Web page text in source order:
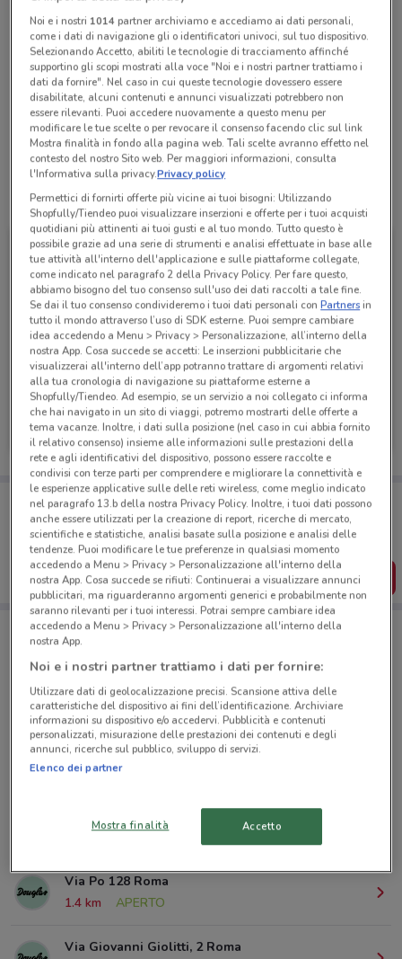
Chiama il negozio
Aperto
Lunedì 09:30 / 20:00
Martedì 09:30 / 20:00
Mercoledì 09:30 / 20:00
Giovedì 09:30 / 20:00
Venerdì 09:30 / 20:00
Sabato 09:30 / 20:00
Domenica 10:00 / 13:00 - 15:30 / 19:30
06 7092189
Tutte le promozioni di questo negozio
Douglas
Scade il 22/09
Porta DoveConviene sempre con te!
Puoi trovare le migliori offerte dei negozi vicino a te,
salvarle e creare la tua lista del risparmio, comodamente
dal tuo cellulare.
SCARICA L’APP
Negozi Douglas a Roma
Via Po 128 Roma
1.4 km
APERTO
Via Giovanni Giolitti, 2 Roma
Noi e i nostri 1014partner archiviamo e accediamo ai dati personali,
come i dati di navigazione gli o identificatori univoci, sul tuo dispositivo.
Selezionando Accetto, abiliti le tecnologie di tracciamento affinché
supportino gli scopi mostrati alla voce "Noi e i nostri partner trattiamo i
dati da fornire". Nel caso in cui queste tecnologie dovessero essere
disabilitate, alcuni contenuti e annunci visualizzati potrebbero non
essere rilevanti. Puoi accedere nuovamente a questo menu per
modificare le tue scelte o per revocare il consenso facendo clic sul link
Mostra finalità in fondo alla pagina web. Tali scelte avranno effetto nel
contesto del nostro Sito web. Per maggiori informazioni, consulta
l'Informativa sulla privacy.Privacy policy
Permettici di fornirti offerte più vicine ai tuoi bisogni: Utilizzando
Shopfully/Tiendeo puoi visualizzare inserzioni e offerte per i tuoi acquisti
quotidiani più attinenti ai tuoi gusti e al tuo mondo. Tutto questo è
possibile grazie ad una serie di strumenti e analisi effettuate in base alle
tue attività all'interno dell'applicazione e sulle piattaforme collegate,
come indicato nel paragrafo 2 della Privacy Policy. Per fare questo,
abbiamo bisogno del tuo consenso sull'uso dei dati raccolti a tale fine.
Se dai il tuo consenso condivideremo i tuoi dati personali conPartnersin
tutto il mondo attraverso l’uso di SDK esterne. Puoi sempre cambiare
idea accedendo a Menu > Privacy > Personalizzazione, all’interno della
nostra App. Cosa succede se accetti: Le inserzioni pubblicitarie che
visualizzerai all'interno dell’app potranno trattare di argomenti relativi
alla tua cronologia di navigazione su piattaforme esterne a
Shopfully/Tiendeo. Ad esempio, se un servizio a noi collegato ci informa
che hai navigato in un sito di viaggi, potremo mostrarti delle offerte a
tema vacanze. Inoltre, i dati sulla posizione (nel caso in cui abbia fornito
il relativo consenso) insieme alle informazioni sulle prestazioni della
rete e agli identificativi del dispositivo, possono essere raccolte e
condivisi con terze parti per comprendere e migliorare la connettività e
le esperienze applicative sulle delle reti wireless, come meglio indicato
nel paragrafo 13.b della nostra Privacy Policy. Inoltre, i tuoi dati possono
anche essere utilizzati per la creazione di report, ricerche di mercato,
scientifiche e statistiche, analisi basate sulla posizione e analisi delle
tendenze. Puoi modificare le tue preferenze in qualsiasi momento
accedendo a Menu > Privacy > Personalizzazione all'interno della
nostra App. Cosa succede se rifiuti: Continuerai a visualizzare annunci
pubblicitari, ma riguarderanno argomenti generici e probabilmente non
saranno rilevanti per i tuoi interessi. Potrai sempre cambiare idea
accedendo a Menu > Privacy > Personalizzazione all'interno della
nostra App.
Noi e i nostri partner trattiamo i dati per fornire:
Utilizzare dati di geolocalizzazione precisi. Scansione attiva delle
caratteristiche del dispositivo ai fini dell’identificazione. Archiviare
informazioni su dispositivo e/o accedervi. Pubblicità e contenuti
personalizzati, misurazione delle prestazioni dei contenuti e degli
annunci, ricerche sul pubblico, sviluppo di servizi.
Elenco dei partner
Mostra finalità Accetto